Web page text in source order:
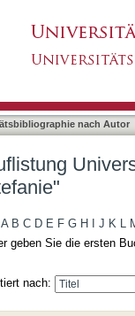
nach Autor
A B C D E F G H J K L
geben Sie die ersten
nach: